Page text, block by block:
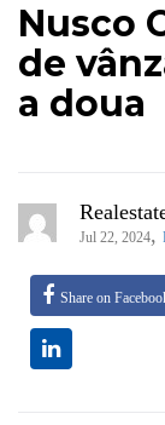
Nusco
de
a doua
Jul 22, 2024,
Share on